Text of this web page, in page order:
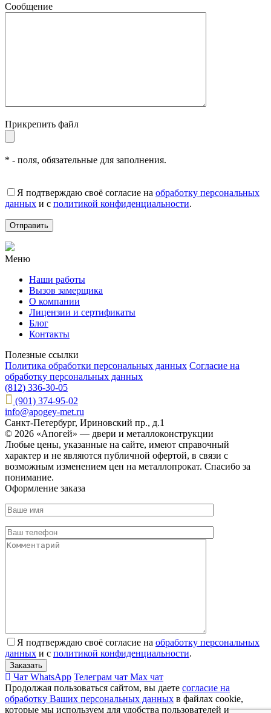
Сообщение
Прикрепить файл
* - поля, обязательные для заполнения.
Я подтверждаю своё согласие на обработку персональных
данных и с политикой конфиденциальности.
Меню
Наши работы
Вызов замерщика
О компании
Лицензии и сертификаты
Блог
Контакты
Полезные ссылки
Политика обработки персональных данных Согласие на
обработку персональных данных
(812) 336-30-05
(901) 374-95-02
info@apogey-met.ru
Санкт-Петербург, Ириновский пр., д.1
© 2026 «Апогей» — двери и металлоконструкции
Любые цены, указанные на сайте, имеют справочный
характер и не являются публичной офертой, в связи с
возможным изменением цен на металлопрокат. Спасибо за
понимание.
Оформление заказа
Я подтверждаю своё согласие на обработку персональных
данных и с политикой конфиденциальности.
Чат WhatsApp Телеграм чат Max чат
Продолжая пользоваться сайтом, вы даете согласие на
обработку Ваших персональных данных в файлах cookie,
которые мы используем для удобства пользователей и